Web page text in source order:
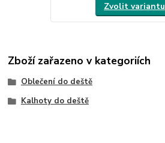
Zvolit variantu
Zboží zařazeno v kategoriích
Oblečení do deště
Kalhoty do deště